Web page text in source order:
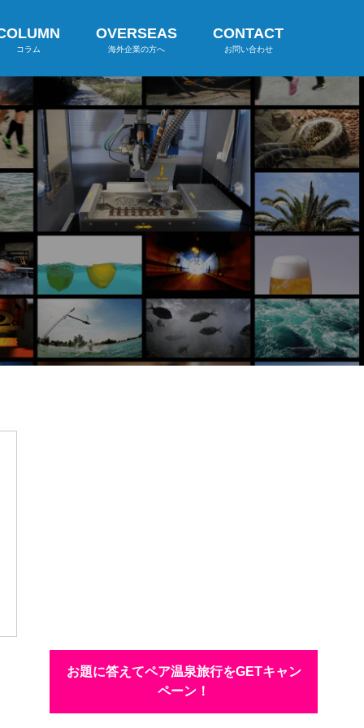
コラム
OVERSEAS
海外企業の方へ
CONTACT
お問い合わせ
お題に答えてペア温泉旅行をGETキャン
ペーン！